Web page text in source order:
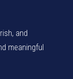
and
meaningful